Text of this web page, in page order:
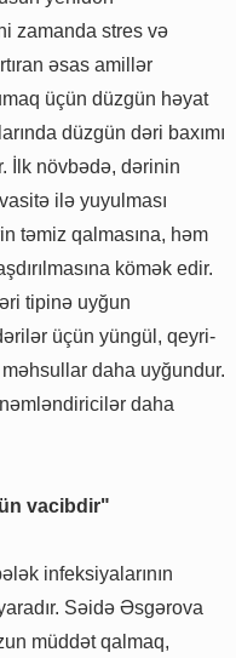
zamanda stres və
əsas amillər
üçün düzgün həyat
düzgün dəri baxımı
İlk növbədə, dərinin
ilə yuyulması
təmiz qalmasına, həm
kömək edir.
tipinə uyğun
üçün yüngül, qeyri-
daha uyğundur.
daha
vacibdir"
infeksiyalarının
Səidə Əsgərova
müddət qalmaq,